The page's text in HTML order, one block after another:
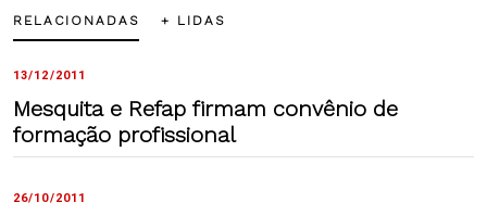
RELACIONADAS + LIDAS
13/12/2011
Mesquita e Refap firmam convênio de
formação profissional
26/10/2011